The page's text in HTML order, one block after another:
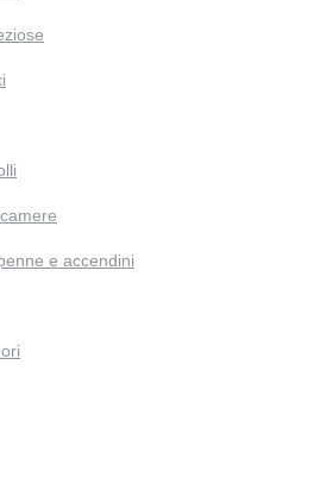
e accendini